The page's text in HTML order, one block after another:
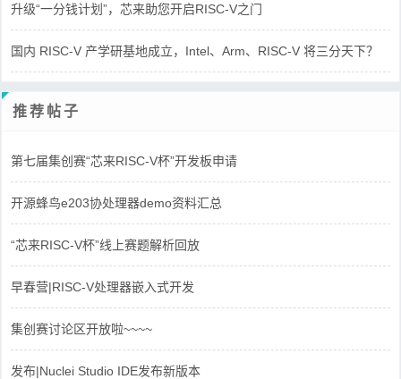
升级“一分钱计划”，芯来助您开启RISC-V之门
国内 RISC-V 产学研基地成立，Intel、Arm、RISC-V 将三分天下？
推荐帖子
第七届集创赛“芯来RISC-V杯”开发板申请
开源蜂鸟e203协处理器demo资料汇总
“芯来RISC-V杯”线上赛题解析回放
早春营|RISC-V处理器嵌入式开发
集创赛讨论区开放啦~~~~
发布|Nuclei Studio IDE发布新版本